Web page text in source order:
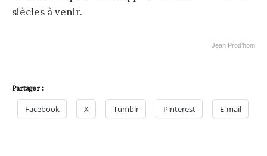
siècles à venir.
Jean Prod’hom
Partager :
Facebook X Tumblr Pinterest E-mail